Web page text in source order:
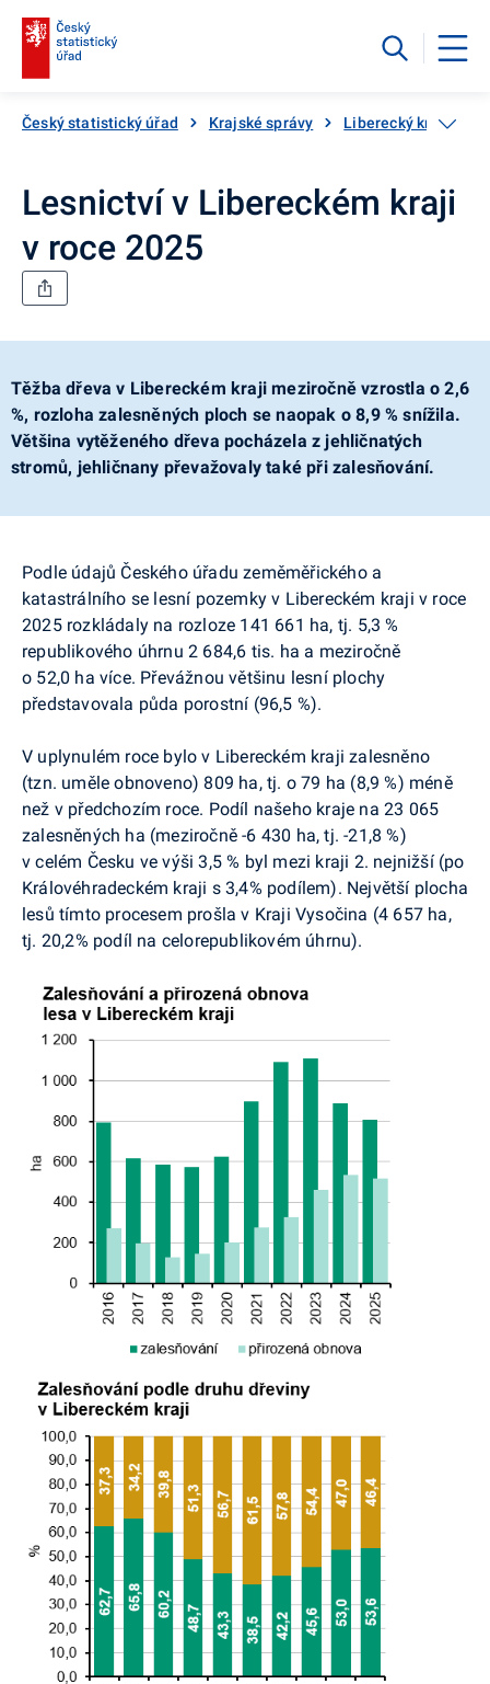
Český statistický úřad Krajské správy Liberecký kraj
Lesnictví v Libereckém kraji
v roce 2025
Těžba dřeva v Libereckém kraji meziročně vzrostla o 2,6
%, rozloha zalesněných ploch se naopak o 8,9 % snížila.
Většina vytěženého dřeva pocházela z jehličnatých
stromů, jehličnany převažovaly také při zalesňování.
Podle údajů Českého úřadu zeměměřického a
katastrálního se lesní pozemky v Libereckém kraji v roce
2025 rozkládaly na rozloze 141 661 ha, tj. 5,3 %
republikového úhrnu 2 684,6 tis. ha a meziročně
o 52,0 ha více. Převážnou většinu lesní plochy
představovala půda porostní (96,5 %).
V uplynulém roce bylo v Libereckém kraji zalesněno
(tzn. uměle obnoveno) 809 ha, tj. o 79 ha (8,9 %) méně
než v předchozím roce. Podíl našeho kraje na 23 065
zalesněných ha (meziročně -6 430 ha, tj. -21,8 %)
v celém Česku ve výši 3,5 % byl mezi kraji 2. nejnižší (po
Královéhradeckém kraji s 3,4% podílem). Největší plocha
lesů tímto procesem prošla v Kraji Vysočina (4 657 ha,
tj. 20,2% podíl na celorepublikovém úhrnu).